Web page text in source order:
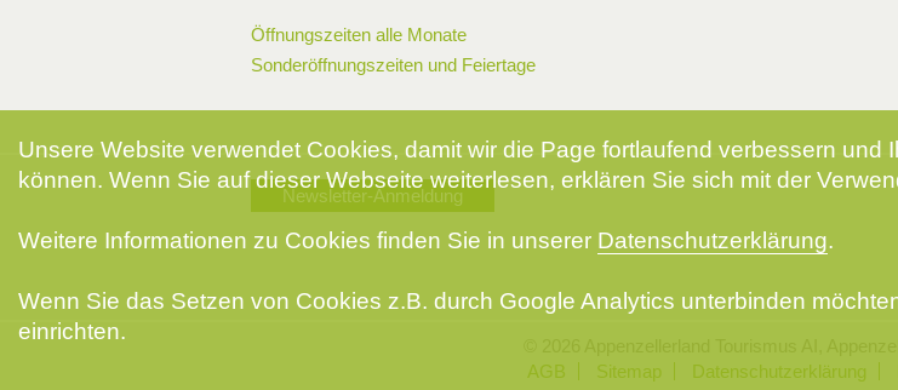
Öffnungszeiten alle Monate
Sonderöffnungszeiten und Feiertage
Newsletter-Anmeldung
AGB
Sitemap Datenschutzerklärung
Unsere Website verwendet Cookies, damit wir die Page fortlaufend verbessern
können. Wenn Sie auf dieser Webseite weiterlesen, erklären Sie sich mit der
Weitere Informationen zu Cookies finden Sie in unserer Datenschutzerklärung.
Wenn Sie das Setzen von Cookies z.B. durch Google Analytics unterbinden
einrichten.